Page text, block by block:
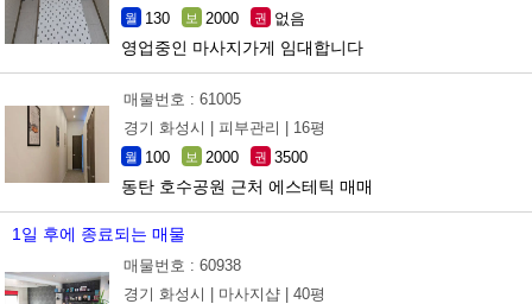
월 130 보 2000 권 없음
영업중인 마사지가게 임대합니다
매물번호 : 61005
경기 화성시 |
피부관리 | 16평
월 100 보 2000 권 3500
동탄 호수공원 근처 에스테틱 매매
1일 후에 종료되는 매물
매물번호 : 60938
경기 화성시 |
마사지샵 | 40평